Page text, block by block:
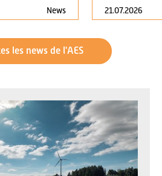
News 21.07.2026
les news de l'AES